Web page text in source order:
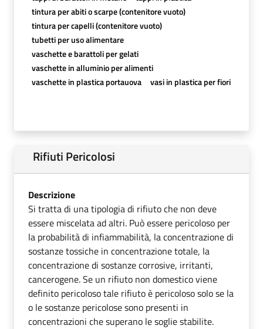
tintura per abiti o scarpe (contenitore vuoto)
tintura per capelli (contenitore vuoto)
tubetti per uso alimentare
vaschette e barattoli per gelati
vaschette in alluminio per alimenti
vaschette in plastica portauova
vasi in plastica per fiori
Rifiuti Pericolosi
Descrizione
Si tratta di una tipologia di rifiuto che non deve
essere miscelata ad altri. Può essere pericoloso per
la probabilità di infiammabilità, la concentrazione di
sostanze tossiche in concentrazione totale, la
concentrazione di sostanze corrosive, irritanti,
cancerogene. Se un rifiuto non domestico viene
definito pericoloso tale rifiuto è pericoloso solo se la
o le sostanze pericolose sono presenti in
concentrazioni che superano le soglie stabilite.